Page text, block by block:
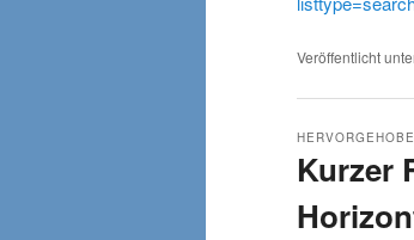
Veröffentlicht
Kurzer